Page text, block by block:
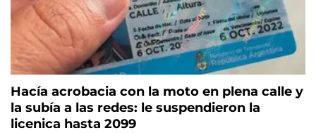
Hacía acrobacia con la moto en plena calle y
la subía a las redes: le suspendieron la
licenica hasta 2099